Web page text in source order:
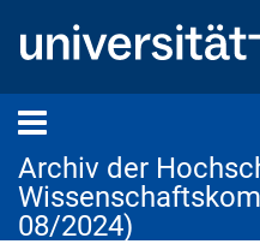
Archiv der
08/2024)